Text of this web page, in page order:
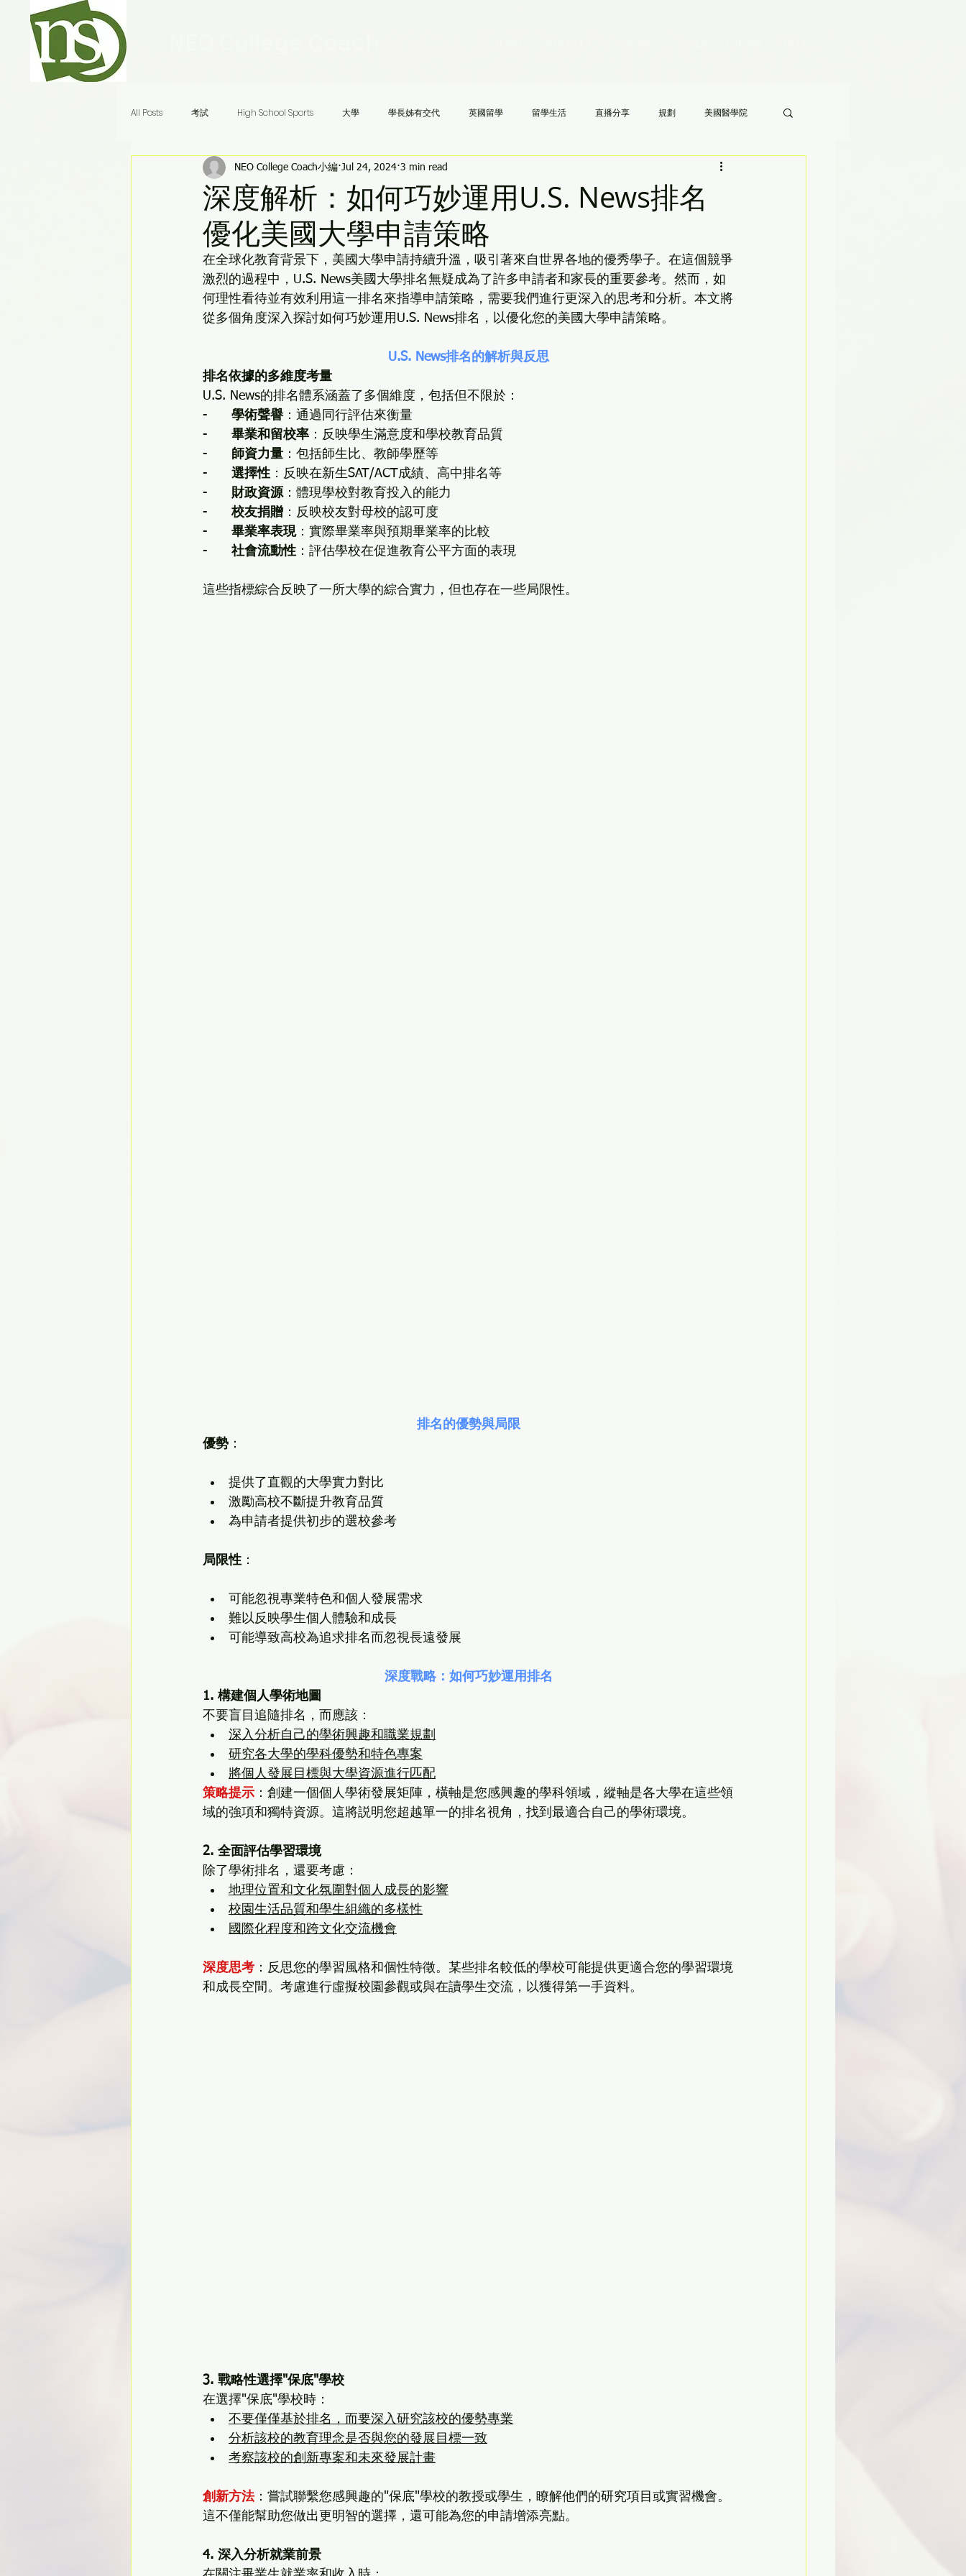
All Posts 考試 High School Sports 大學 學長姊有交代 英國留學 留學生活 直播分享 規劃 美國醫學院
Ivy League Schools 申請 美國高中 NCAA 文理學院 《Audrey 老師的八分鐘家長答疑》
Audrey老師八分鐘答疑
深度解析：如何巧妙運用U.S. News排名
優化美國大學申請策略
NEO College Coach小編 Jul 24, 2024 3 min read
在全球化教育背景下，美國大學申請持續升溫，吸引著來自世界各地的優秀學子。在這個競爭
激烈的過程中，U.S. News美國大學排名無疑成為了許多申請者和家長的重要參考。然而，如
何理性看待並有效利用這一排名來指導申請策略，需要我們進行更深入的思考和分析。本文將
從多個角度深入探討如何巧妙運用U.S. News排名，以優化您的美國大學申請策略。
U.S. News排名的解析與反思
排名依據的多維度考量
U.S. News的排名體系涵蓋了多個維度，包括但不限於：
學術聲譽：通過同行評估來衡量
畢業和留校率 ：反映學生滿意度和學校教育品質
師資力量 ：包括師生比、教師學歷等
選擇性 ：反映在新生SAT/ACT成績、高中排名等
財政資源：體現學校對教育投入的能力
- 校友捐贈 ：反映校友對母校的認可度
畢業率表現：實際畢業率與預期畢業率的比較
社會流動性 ：評估學校在促進教育公平方面的表現
這些指標綜合反映了一所大學的綜合實力，但也存在一些局限性。
排名的優勢與局限
優勢 ：
提供了直觀的大學實力對比
激勵高校不斷提升教育品質
為申請者提供初步的選校參考
局限性 ：
可能忽視專業特色和個人發展需求
難以反映學生個人體驗和成長
可能導致高校為追求排名而忽視長遠發展
深度戰略：如何巧妙運用排名
1. 構建個人學術地圖
不要盲目追隨排名，而應該：
深入分析自己的學術興趣和職業規劃
研究各大學的學科優勢和特色專案
將個人發展目標與大學資源進行匹配
策略提示 ：創建一個個人學術發展矩陣，橫軸是您感興趣的學科領域，縱軸是各大學在這些領
域的強項和獨特資源。這將説明您超越單一的排名視角，找到最適合自己的學術環境。
2. 全面評估學習環境
除了學術排名，還要考慮：
地理位置和文化氛圍對個人成長的影響
校園生活品質和學生組織的多樣性
國際化程度和跨文化交流機會
深度思考 ：反思您的學習風格和個性特徵。某些排名較低的學校可能提供更適合您的學習環境
和成長空間。考慮進行虛擬校園參觀或與在讀學生交流，以獲得第一手資料。
3. 戰略性選擇"保底"學校
在選擇"保底"學校時：
不要僅僅基於排名，而要深入研究該校的優勢專業
分析該校的教育理念是否與您的發展目標一致
考察該校的創新專案和未來發展計畫
創新方法：嘗試聯繫您感興趣的"保底"學校的教授或學生，瞭解他們的研究項目或實習機會。
這不僅能幫助您做出更明智的選擇，還可能為您的申請增添亮點。
4. 深入分析就業前景